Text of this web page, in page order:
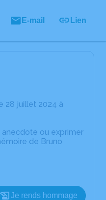
E-mail Lien
28 juillet 2024 à
anecdote ou exprimer
de Bruno
Je rends hommage